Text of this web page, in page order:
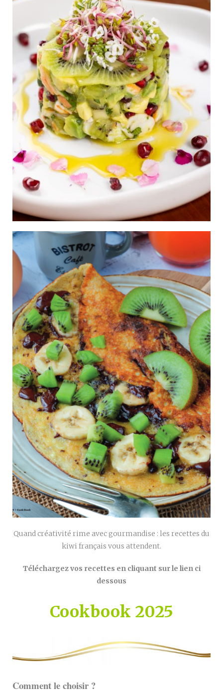
Quand créativité rime avec gourmandise : les recettes du
kiwi français vous attendent.
Téléchargez vos recettes en cliquant sur le lien ci
dessous
Cookbook 2025
Comment le choisir ?